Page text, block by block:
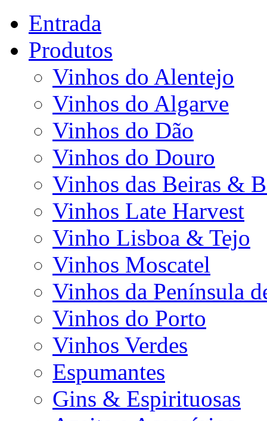
Entrada
Produtos
Vinhos do Alentejo
Vinhos do Algarve
Vinhos do Dão
Vinhos do Douro
Vinhos das Beiras &
Vinhos Late Harvest
Vinho Lisboa & Tejo
Vinhos Moscatel
Vinhos da Península
Vinhos do Porto
Vinhos Verdes
Espumantes
Gins & Espirituosas